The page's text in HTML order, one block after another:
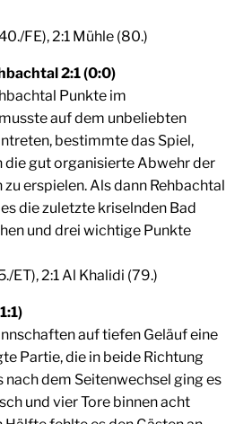
FE), 2:1 Mühle (80.)
2:1 (0:0)
Punkte im
auf dem unbeliebten
bestimmte das Spiel,
die gut organisierte Abwehr der
erspielen. Als dann Rehbachtal
die zuletzte kriselnden Bad
und drei wichtige Punkte
ET), 2:1 Al Khalidi (79.)
auf tiefen Geläuf eine
Partie, die in beide Richtung
dem Seitenwechsel ging es
und vier Tore binnen acht